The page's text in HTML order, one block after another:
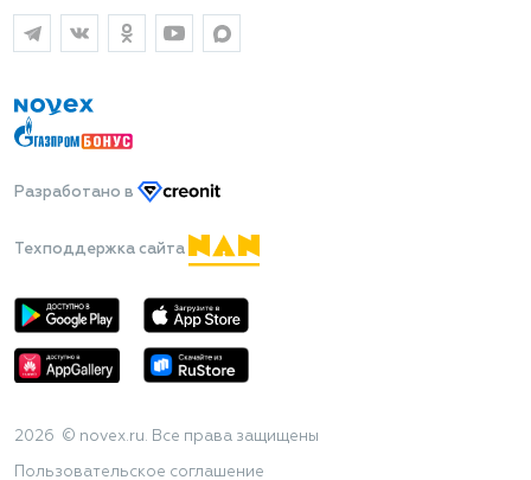
Разработано в
Техподдержка сайта
2026 © novex.ru. Все права защищены
Пользовательское соглашение